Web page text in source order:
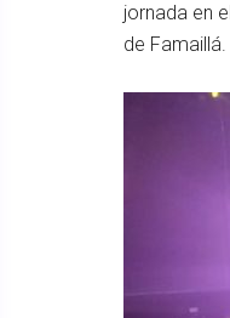
jornada en
de Famaillá.